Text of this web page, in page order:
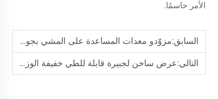
الأمر حاسمًا.
السابق:مزوّدو معدات المساعدة على المشي بجودة صناعية يضمنون الاستقرار والدعم
التالي:عرض ساخن لجبيرة قابلة للطي خفيفة الوزن وسهلة الحمل مناسبة للاستخدام في الإسعافات الأولية الخارجية.